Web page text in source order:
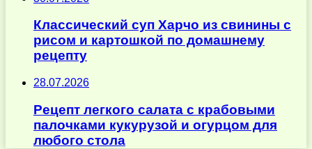
Классический суп Харчо из свинины с
рисом и картошкой по домашнему
рецепту
28.07.2026
Рецепт легкого салата с крабовыми
палочками кукурузой и огурцом для
любого стола